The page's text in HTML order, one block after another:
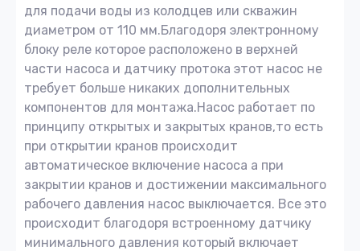
для подачи воды из колодцев или скважин
диаметром от 110 мм.Благодоря электронному
блоку реле которое расположено в верхней
части насоса и датчику протока этот насос не
требует больше никаких дополнительных
компонентов для монтажа.Насос работает по
принципу открытых и закрытых кранов,то есть
при открытии кранов происходит
автоматическое включение насоса а при
закрытии кранов и достижении максимального
рабочего давления насос выключается. Все это
происходит благодоря встроенному датчику
минимального давления который включает